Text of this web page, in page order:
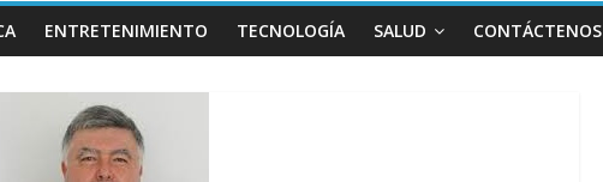
ENTRETENIMIENTO TECNOLOGÍA SALUD CONTÁCTENOS